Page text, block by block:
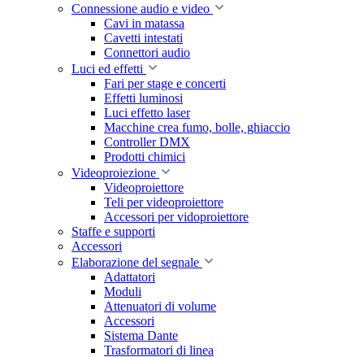
Connessione audio e video
Cavi in matassa
Cavetti intestati
Connettori audio
Luci ed effetti
Fari per stage e concerti
Effetti luminosi
Luci effetto laser
Macchine crea fumo, bolle, ghiaccio
Controller DMX
Prodotti chimici
Videoproiezione
Videoproiettore
Teli per videoproiettore
Accessori per vidoproiettore
Staffe e supporti
Accessori
Elaborazione del segnale
Adattatori
Moduli
Attenuatori di volume
Accessori
Sistema Dante
Trasformatori di linea